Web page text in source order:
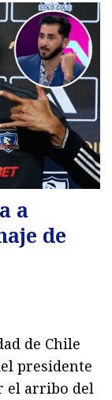
a
de
de Chile
presidente
el arribo del